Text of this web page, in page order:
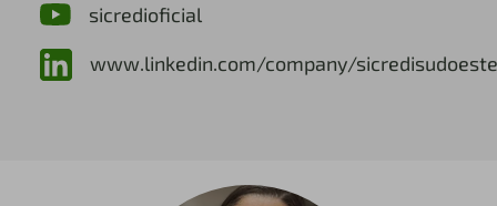
sicredioficial
www.linkedin.com/company/sicredisudoeste